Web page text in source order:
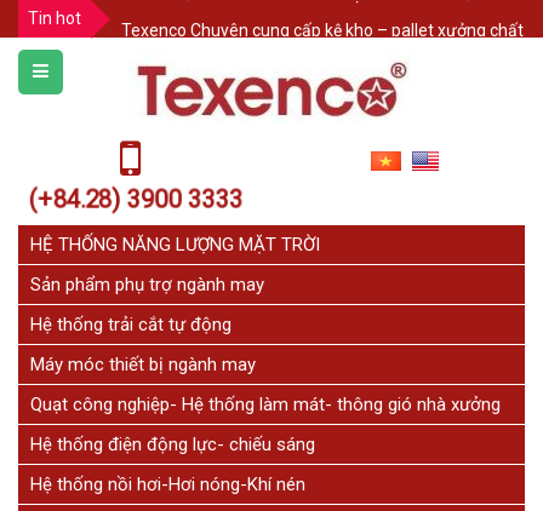
Tin hot
Texenco Chuyên cung cấp kệ kho – pallet xưởng chất
HÀNG RÀO XẾP DI ĐỘNG SƠN TĨNH ĐIỆN TEXENCO
BÀN KIỂM HÓA NGÀNH MAY - SẢN XUẤT THEO YÊU
Bảo Vệ Kệ Pallet Trong Kho Hàng: 3 Cách Đơn Giản
THÔNG BÁO NGHỈ LỄ
(+84.28) 3900 3333
HỆ THỐNG NĂNG LƯỢNG MẶT TRỜI
Sản phẩm phụ trợ ngành may
Hệ thống trải cắt tự động
Máy móc thiết bị ngành may
Quạt công nghiệp- Hệ thống làm mát- thông gió nhà xưởng
Hệ thống điện động lực- chiếu sáng
Hệ thống nồi hơi-Hơi nóng-Khí nén